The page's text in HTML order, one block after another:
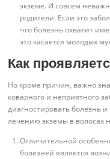
экземе. И совсем
родители. Если это
что болезнь охватит
это касается молодых
Как
Но кроме причин, важно
коварного и неприятного
диагностировать болезнь
лечению экземы в волосах
Отличительной
болезней является